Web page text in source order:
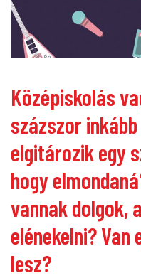
Középiskolás
százszor
elgitározik egy
hogy
vannak dolgok,
elénekelni? Van
lesz?